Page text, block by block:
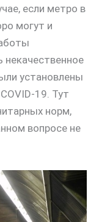
если метро в
могут и
установлены
19. Тут
норм,
вопросе не